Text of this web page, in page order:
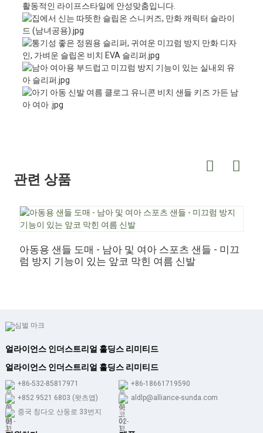
활동적인 라이프스타일에 안성맞춤입니다.
관련 상품
아동용 샌들 도매 - 남아 및 여아 스포츠 샌들 - 미끄
럼 방지 기능이 있는 앞코 막힌 여름 신발
얼라이언스 인더스트리얼 홀딩스 리미티드
얼라이언스 인더스트리얼 홀딩스 리미티드
+86-532-85817971
+86-18661719590
+852 9521 6803 (왓츠앱)
aldlp@alliance-sunda.com
중국 칭다오 산둥로 33번지